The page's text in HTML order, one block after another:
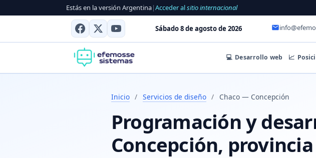
Estás en la versión Argentina|Acceder alsitio internacional
Sábado 8 de agosto de 2026
💻 Desarrollo web 📈
Inicio / Servicios de diseño / Chaco — Concepción
Programación y
Concepción,